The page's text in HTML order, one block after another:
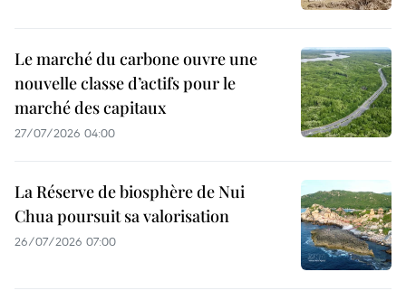
Le marché du carbone ouvre une
nouvelle classe d’actifs pour le
marché des capitaux
27/07/2026 04:00
La Réserve de biosphère de Nui
Chua poursuit sa valorisation
26/07/2026 07:00